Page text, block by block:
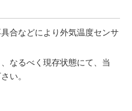
合などにより外気温度センサ
なるべく現存状態にて、当
い。